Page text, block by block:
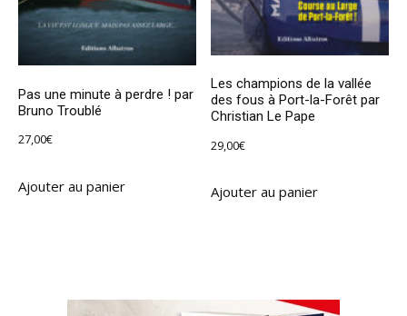
Pas une minute à perdre ! par
Bruno Troublé
27,00€
Ajouter au panier
Les champions de la vallée
des fous à Port-la-Forêt par
Christian Le Pape
29,00€
Ajouter au panier